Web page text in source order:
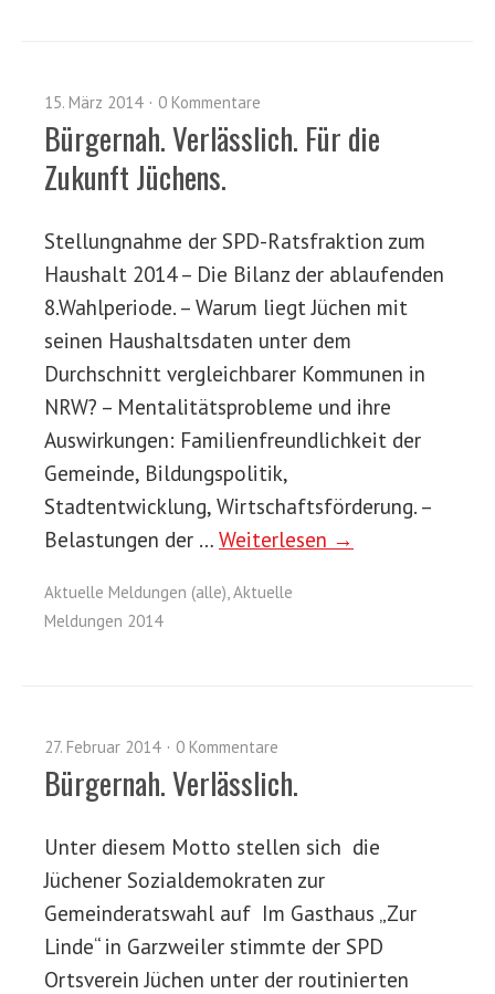
15. März 2014 0 Kommentare
Bürgernah. Verlässlich. Für die
Zukunft Jüchens.
Stellungnahme der SPD-Ratsfraktion zum
Haushalt 2014 – Die Bilanz der ablaufenden
8.Wahlperiode. – Warum liegt Jüchen mit
seinen Haushaltsdaten unter dem
Durchschnitt vergleichbarer Kommunen in
NRW? – Mentalitätsprobleme und ihre
Auswirkungen: Familienfreundlichkeit der
Gemeinde, Bildungspolitik,
Stadtentwicklung, Wirtschaftsförderung. –
Belastungen der … Weiterlesen →
Aktuelle Meldungen (alle),Aktuelle
Meldungen 2014
27. Februar 2014 0 Kommentare
Bürgernah. Verlässlich.
Unter diesem Motto stellen sich die
Jüchener Sozialdemokraten zur
Gemeinderatswahl auf Im Gasthaus „Zur
Linde“ in Garzweiler stimmte der SPD
Ortsverein Jüchen unter der routinierten